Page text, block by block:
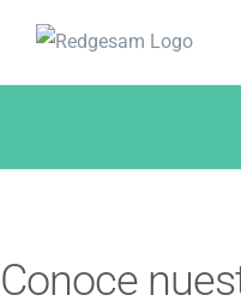
content
Conoce